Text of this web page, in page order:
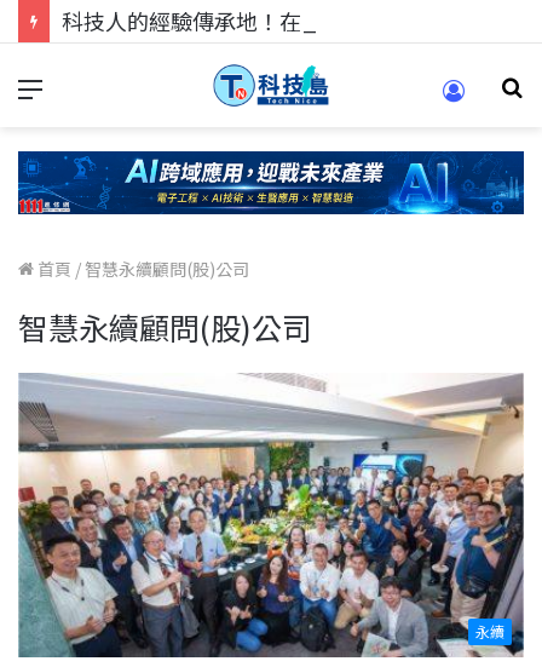
首頁 / 智慧永續顧問(股)公司
智慧永續顧問(股)公司
永續